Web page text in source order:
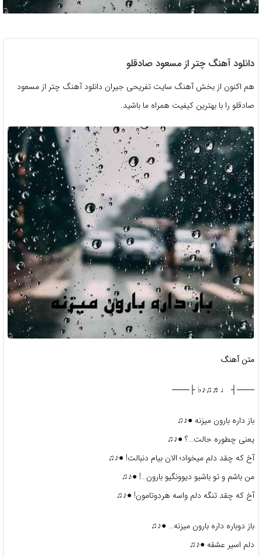
دانلود آهنگ چتر از مسعود صادقلو
هم اکنون از بخش آهنگ سایت تفریحی جیران دانلود آهنگ چتر از مسعود
صادقلو را با بهترین کیفیت همراه ما باشید.
متن آهنگ
───┤ ♩♬♫♪♭ ├───
باز داره بارون میزنه ●♪♫
یعنی چطوره حالت…؟ ●♪♫
آخ که چقد دلم میخواد؛ الان بیام دنبالت! ●♪♫
من باشم و تو باشیو دیوونگیو بارون…! ●♪♫
آخ که چقد تنگه دلم واسه هردوتامون! ●♪♫
باز دوباره داره بارون میزنه… ●♪♫
دلم اسیر عشقه ●♪♫